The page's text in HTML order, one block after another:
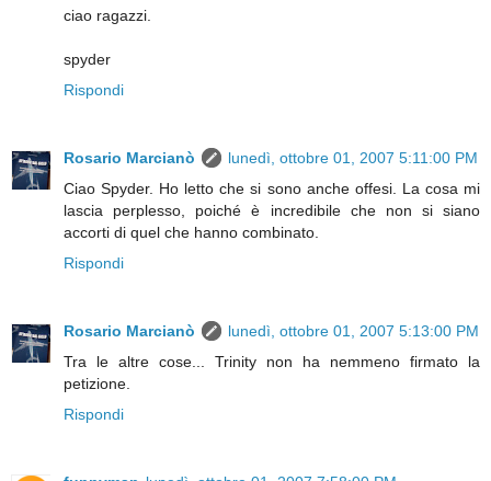
ciao ragazzi.
spyder
Rispondi
Rosario Marcianò
lunedì, ottobre 01, 2007 5:11:00 PM
Ciao Spyder. Ho letto che si sono anche offesi. La cosa mi
lascia perplesso, poiché è incredibile che non si siano
accorti di quel che hanno combinato.
Rispondi
Rosario Marcianò
lunedì, ottobre 01, 2007 5:13:00 PM
Tra le altre cose... Trinity non ha nemmeno firmato la
petizione.
Rispondi